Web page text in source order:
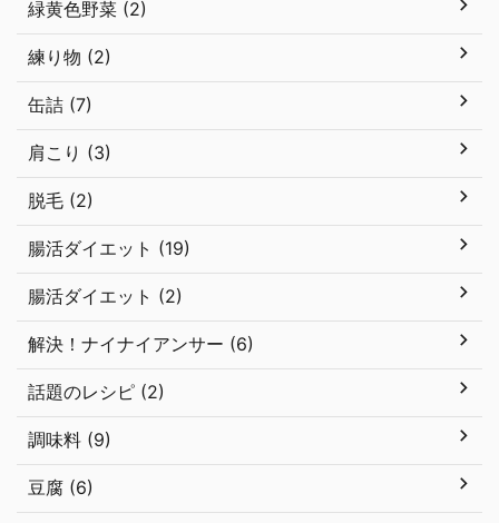
緑黄色野菜 (2)
練り物 (2)
缶詰 (7)
肩こり (3)
脱毛 (2)
腸活ダイエット (19)
腸活ダイエット (2)
解決！ナイナイアンサー (6)
話題のレシピ (2)
調味料 (9)
豆腐 (6)